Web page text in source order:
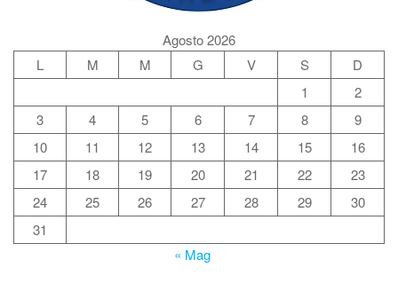
Agosto 2026
L
M M G V S
D
1
2
3
4 5 6 7 8
9
10
11 12 13 14 15
16
17
18 19 20 21 22
23
24
25 26 27 28 29
30
31
« Mag